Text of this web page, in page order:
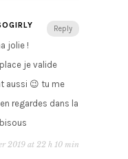
Reply
jolie !
je valide
aussi 😉 tu me
regardes dans la
2019 at 22 h 10 min